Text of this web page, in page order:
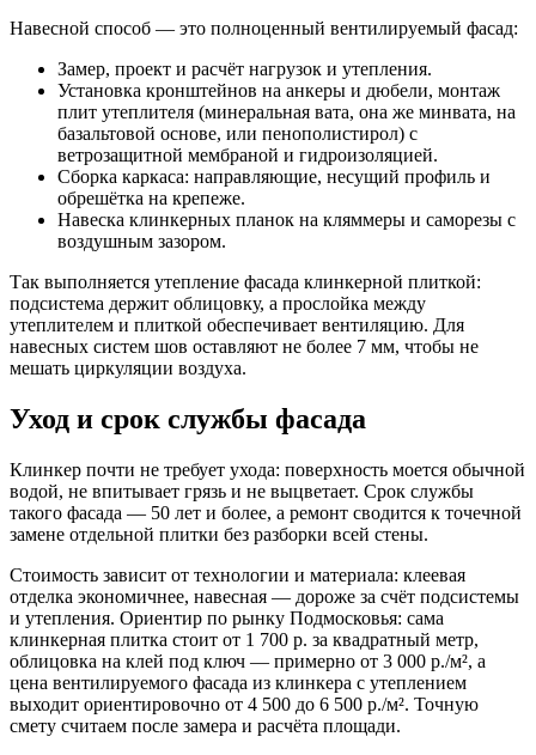
Навесной способ — это полноценный вентилируемый фасад:
Замер, проект и расчёт нагрузок и утепления.
Установка кронштейнов на анкеры и дюбели, монтаж
плит утеплителя (минеральная вата, она же минвата, на
базальтовой основе, или пенополистирол) с
ветрозащитной мембраной и гидроизоляцией.
Сборка каркаса: направляющие, несущий профиль и
обрешётка на крепеже.
Навеска клинкерных планок на кляммеры и саморезы с
воздушным зазором.
Так выполняется утепление фасада клинкерной плиткой:
подсистема держит облицовку, а прослойка между
утеплителем и плиткой обеспечивает вентиляцию. Для
навесных систем шов оставляют не более 7 мм, чтобы не
мешать циркуляции воздуха.
Уход и срок службы фасада
Клинкер почти не требует ухода: поверхность моется обычной
водой, не впитывает грязь и не выцветает. Срок службы
такого фасада — 50 лет и более, а ремонт сводится к точечной
замене отдельной плитки без разборки всей стены.
Стоимость зависит от технологии и материала: клеевая
отделка экономичнее, навесная — дороже за счёт подсистемы
и утепления. Ориентир по рынку Подмосковья: сама
клинкерная плитка стоит от 1 700 р. за квадратный метр,
облицовка на клей под ключ — примерно от 3 000 р./м², а
цена вентилируемого фасада из клинкера с утеплением
выходит ориентировочно от 4 500 до 6 500 р./м². Точную
смету считаем после замера и расчёта площади.